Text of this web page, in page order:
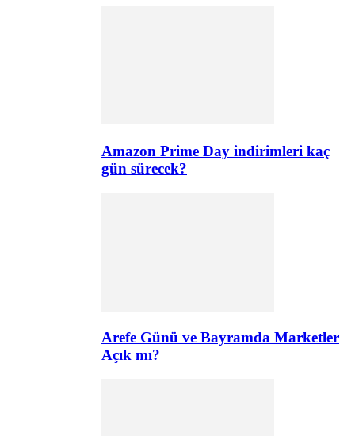
Amazon Prime Day indirimleri kaç
gün sürecek?
Arefe Günü ve Bayramda Marketler
Açık mı?